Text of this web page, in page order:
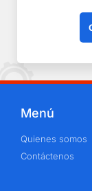
Menú
Quienes somos
Contáctenos